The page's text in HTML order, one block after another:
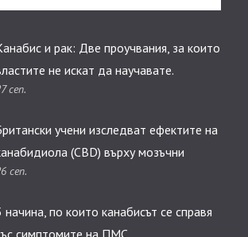
и рак: Две проучвания, за които
не искат да научавате.
сеп.
учени изследват ефектите на
(CBD) върху мозъчни
при деца
сеп.
начина, по които канабисът се справя
симптомите на ПМС